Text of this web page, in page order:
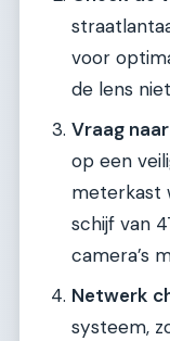
voor
de lens
Vraag naar
op een
meterkast
schijf van
camera’s
Netwerk
systeem,